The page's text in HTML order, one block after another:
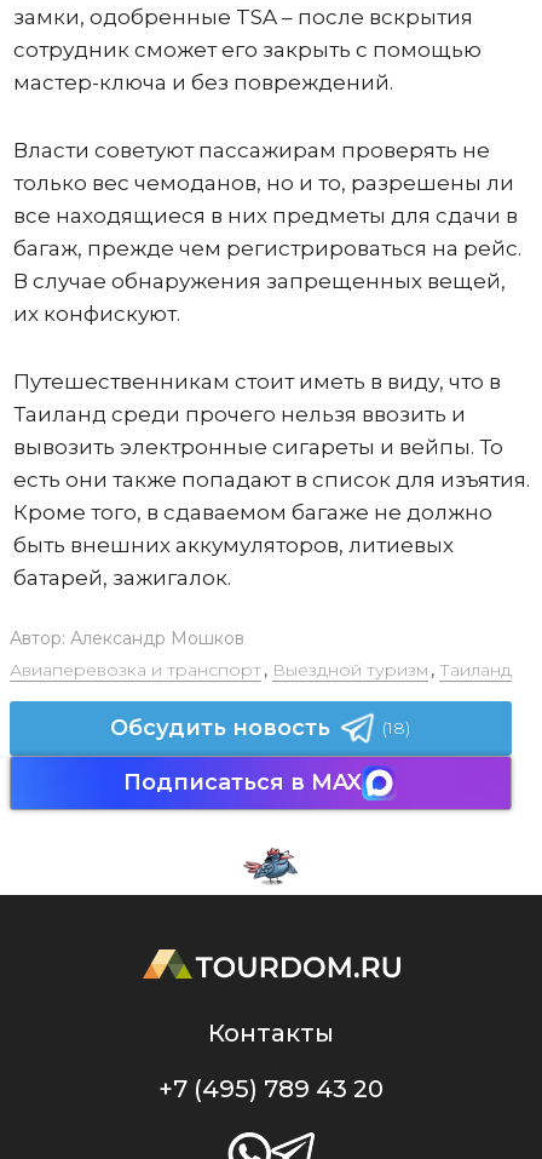
замки, одобренные TSA – после вскрытия
сотрудник сможет его закрыть с помощью
мастер-ключа и без повреждений.
Власти советуют пассажирам проверять не
только вес чемоданов, но и то, разрешены ли
все находящиеся в них предметы для сдачи в
багаж, прежде чем регистрироваться на рейс.
В случае обнаружения запрещенных вещей,
их конфискуют.
Путешественникам стоит иметь в виду, что в
Таиланд среди прочего нельзя ввозить и
вывозить электронные сигареты и вейпы. То
есть они также попадают в список для изъятия.
Кроме того, в сдаваемом багаже не должно
быть внешних аккумуляторов, литиевых
батарей, зажигалок.
Автор: Александр Мошков
Авиаперевозка и транспорт, Выездной туризм , Таиланд
Обсудить новость (18)
Подписаться в MAX
Контакты
+7 (495) 789 43 20